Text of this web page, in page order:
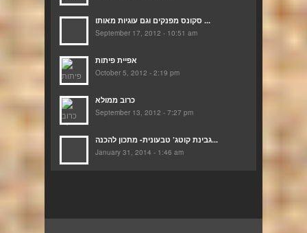
סקונס מפנקים וגם עוגיות מאותו ...
September 17, 2012 - 10:51 am
אפיית פיתות
October 5, 2012 - 2:19 pm
כרוב ממולא
September 13, 2012 - 7:27 pm
גבינת קוטג’ טבעונית- מתכון להכנה...
January 31, 2014 - 1:46 am